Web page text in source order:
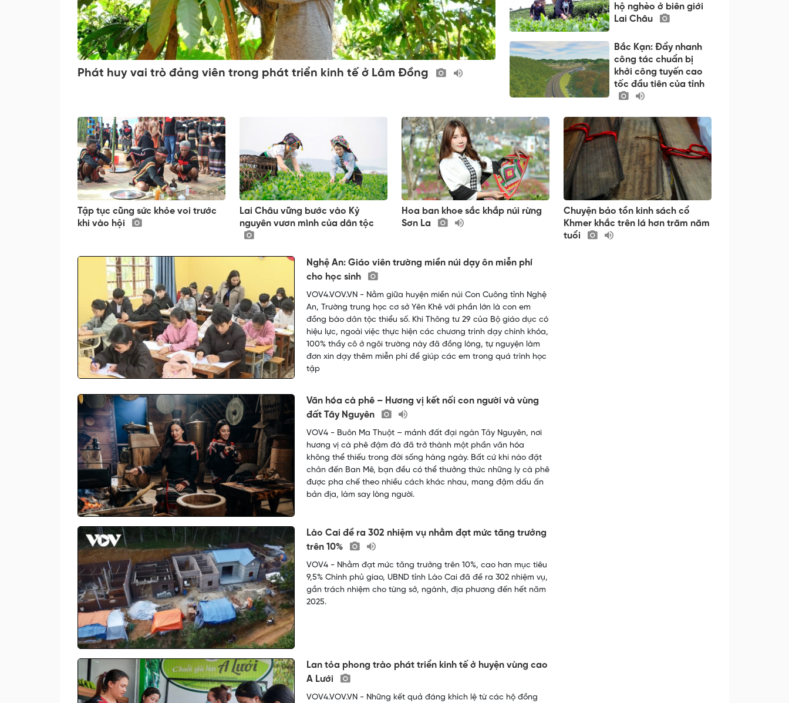
Phát huy vai trò đảng viên trong phát triển kinh tế ở Lâm Đồng
hộ nghèo ở biên giới
Lai Châu
Bắc Kạn: Đẩy nhanh
công tác chuẩn bị
khởi công tuyến cao
tốc đầu tiên của tỉnh
Tập tục cũng sức khỏe voi trước
khi vào hội
Lai Châu vững bước vào Kỷ
nguyên vươn mình của dân tộc
Hoa ban khoe sắc khắp núi rừng
Sơn La
Chuyện bảo tồn kinh sách cổ
Khmer khắc trên lá hơn trăm năm
tuổi
Nghệ An: Giáo viên trường miền núi dạy ôn miễn phí
cho học sinh
VOV4.VOV.VN - Nằm giữa huyện miền núi Con Cuông tỉnh Nghệ
An, Trường trung học cơ sở Yên Khê với phần lớn là con em
đồng bào dân tộc thiểu số. Khi Thông tư 29 của Bộ giáo dục có
hiệu lực, ngoài việc thực hiện các chương trình dạy chính khóa,
100% thầy cô ở ngôi trường này đã đồng lòng, tự nguyện làm
đơn xin dạy thêm miễn phí để giúp các em trong quá trình học
tập
Văn hóa cà phê – Hương vị kết nối con người và vùng
đất Tây Nguyên
VOV4 - Buôn Ma Thuột – mảnh đất đại ngàn Tây Nguyên, nơi
hương vị cà phê đậm đà đã trở thành một phần văn hóa
không thể thiếu trong đời sống hàng ngày. Bất cứ khi nào đặt
chân đến Ban Mê, bạn đều có thể thưởng thức những ly cà phê
được pha chế theo nhiều cách khác nhau, mang đậm dấu ấn
bản địa, làm say lòng người.
Lào Cai đề ra 302 nhiệm vụ nhằm đạt mức tăng trưởng
trên 10%
VOV4 - Nhằm đạt mức tăng trưởng trên 10%, cao hơn mục tiêu
9,5% Chính phủ giao, UBND tỉnh Lào Cai đã đề ra 302 nhiệm vụ,
gắn trách nhiệm cho từng sở, ngành, địa phương đến hết năm
2025.
Lan tỏa phong trào phát triển kinh tế ở huyện vùng cao
A Lưới
VOV4.VOV.VN - Những kết quả đáng khích lệ từ các hộ đồng